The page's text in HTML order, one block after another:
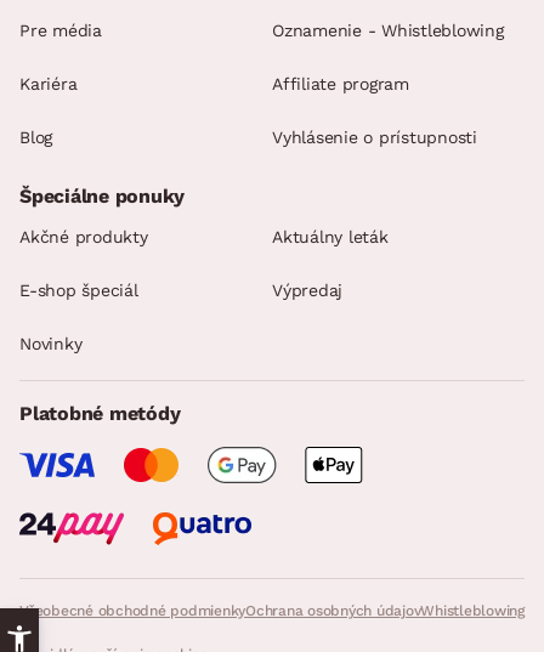
Pre média
Kariéra
Blog
Oznamenie - Whistleblowing
Affiliate program
Vyhlásenie o prístupnosti
Všeobecné obchodné podmienkyOchrana osobných údajovWhistleblowing
Špeciálne ponuky
Akčné produkty Aktuálny leták
E-shop špeciál Výpredaj
Novinky
Platobné metódy